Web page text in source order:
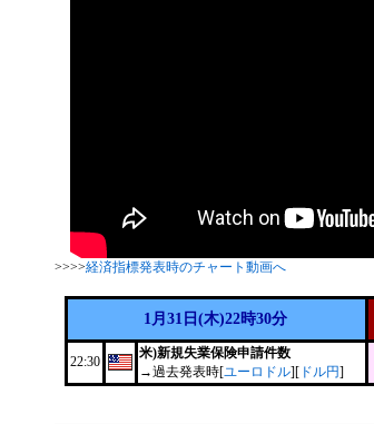
>>>>経済指標発表時のチャート動画へ
1月31日(木)22時30分
22:30
米)新規失業保険申請件数
→過去発表時[ユーロドル][ ドル円]